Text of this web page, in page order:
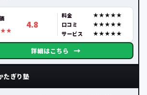
4.8
料金
口コミ
サービス
詳細はこちら →
たぎり塾